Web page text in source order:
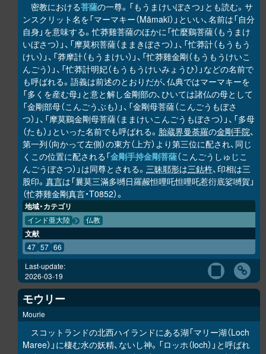
密教における菩薩の一尊。「もうまけいぼさつ」とも読む。サ
ンスクリット名を「マーマキー（Māmakī）」といい、名前は「自分
自身」を意味する。忙莽雞菩薩のほかに「忙麼鷄菩薩（もうまけ
いぼさつ）」、「摩莫枳菩薩（ままきぼさつ）」、「忙莽計（もうもう
けい）」、「莽摩計（もうまけい）」、「忙莽雞金剛（もうもうけいこ
んごう）」、「忙莽計明妃（もうもうけいみょうひ）」などの名前で
も呼ばれる。語義は前述のとおりだが、仏典ではマーマキーを
「多くを産む母」と意と解し金剛部の、ひいては諸仏の母として
「金剛部母（こんごうぶも）」、「金剛母菩薩（こんごうもぼさ
つ）」、「摩莫鷄金剛母菩薩（ままけいこんごうもぼさつ）」、「多母
（たも）」といった名前でも呼ばれる。 胎蔵界曼荼羅の金剛手院、
第一列（向かって左側）の東方（上方）より第三位に配され、同じ
くこの位置に配される「金剛手持金剛菩薩（こんごうしゅじこ
んごうぼさつ）」は同尊とされる。 三昧耶形は三鈷杵、印相は三
股印。 真言は「曩莫三滿多嚩日羅赧怛哩吒怛哩吒惹衍底娑嚩賀」
（忙莽雞金剛真言・T0852）。
地域・カテゴリ
インド亜大陸 仏教
文献
47 57 66
Last-update:
2026-03-19
モウリー
Mourie
スコットランドの北西ハイランドにある湖「マリー湖（Loch
Maree）」に棲む水の妖精、ないし神。「ロッホ（loch）」と呼ばれ